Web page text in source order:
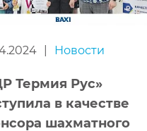
Новости
Термия Рус»
в качестве
шахматного